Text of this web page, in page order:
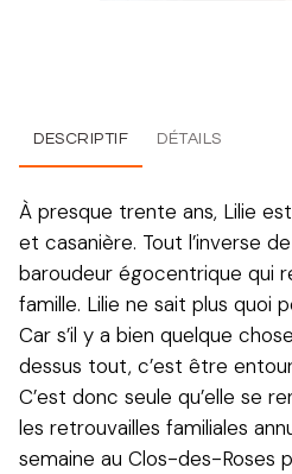
DESCRIPTIF DÉTAILS
À presque trente ans, Lilie
et casanière. Tout l’inverse
baroudeur égocentrique qui
famille. Lilie ne sait plus quoi
Car s’il y a bien quelque
dessus tout, c’est être
C’est donc seule qu’elle se
les retrouvailles familiales
semaine au Clos-des-Roses